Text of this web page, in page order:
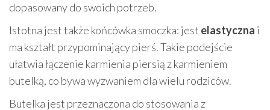
dopasowany do swoich potrzeb.
Istotna jest także końcówka smoczka: jest elastyczna i
ma kształt przypominający pierś. Takie podejście
ułatwia łączenie karmienia piersią z karmieniem
butelką, co bywa wyzwaniem dla wielu rodziców.
Butelka jest przeznaczona do stosowania z